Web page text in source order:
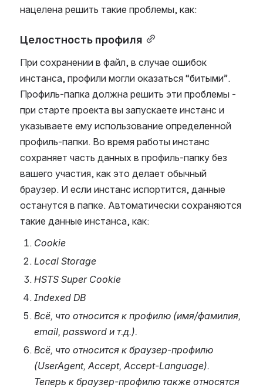
нацелена решить такие проблемы, как:
Целостность профиля
При сохранении в файл, в случае ошибок
инстанса, профили могли оказаться “битыми”.
Профиль-папка должна решить эти проблемы -
при старте проекта вы запускаете инстанс и
указываете ему использование определенной
профиль-папки. Во время работы инстанс
сохраняет часть данных в профиль-папку без
вашего участия, как это делает обычный
браузер. И если инстанс испортится, данные
останутся в папке. Автоматически сохраняются
такие данные инстанса, как:
Cookie
Local Storage
HSTS Super Cookie
Indexed DB
Всё, что относится к профилю (имя/фамилия,
email, password и т.д.).
Всё, что относится к браузер-профилю
(UserAgent, Accept, Accept-Language).
Теперь к браузер-профилю также относятся